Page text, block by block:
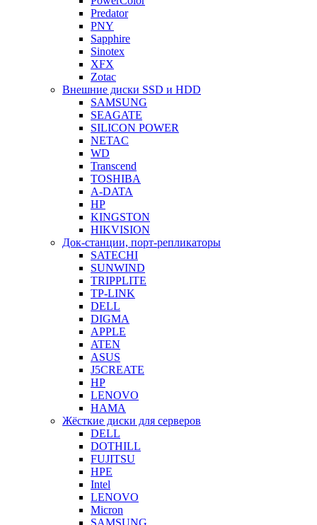
Predator
PNY
Sapphire
Sinotex
XFX
Zotac
Внешние диски SSD и HDD
SAMSUNG
SEAGATE
SILICON POWER
NETAC
WD
Transcend
TOSHIBA
A-DATA
HP
KINGSTON
HIKVISION
Док-станции, порт-репликаторы
SATECHI
SUNWIND
TRIPPLITE
TP-LINK
DELL
DIGMA
APPLE
ATEN
ASUS
J5CREATE
HP
LENOVO
HAMA
Жёсткие диски для серверов
DELL
DOTHILL
FUJITSU
HPE
Intel
LENOVO
Micron